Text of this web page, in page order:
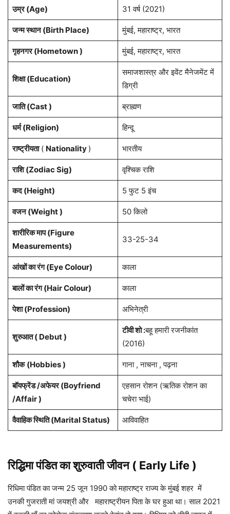
उम्र (Age) 31 वर्ष (2021)
जन्म स्थान (Birth Place) मुंबई, महाराष्ट्र, भारत
गृहनगर (Hometown ) मुंबई, महाराष्ट्र, भारत
शिक्षा (Education)
समाजशास्त्र और इवेंट मैनेजमेंट में
डिग्री
जाति (Cast ) ब्राह्मण
धर्म (Religion) हिन्दू
राष्ट्रीयता( Nationality ) भारतीय
राशि (Zodiac Sig) वृश्चिक राशि
कद (Height) 5 फुट 5 इंच
वजन (Weight ) 50 किलो
शारीरिक माप (Figure
Measurements)
33-25-34
आंखों का रंग (Eye Colour) काला
बालों का रंग (Hair Colour) काला
पेशा (Profession) अभिनेत्री
शुरुआत ( Debut )
टीवी शो :बहू हमारी रजनीकांत
(2016)
शौक (Hobbies ) गाना , नाचना , पढ़ना
बॉयफ्रेंड /अफेयर (Boyfriend
/Affair )
एहसान रोशन (ऋतिक रोशन का
चचेरा भाई)
वैवाहिक स्थिति (Marital Status) आविवाहित
रिद्ध‍िमा पंडित का शुरुवाती जीवन ( Early Life )
रिधिमा पंडित का जन्म 25 जून 1990 को महाराष्ट्र राज्य के मुंबई शहर में
उनकी गुजराती मां जयश्री और महाराष्ट्रीयन पिता के घर हुआ था। साल 2021